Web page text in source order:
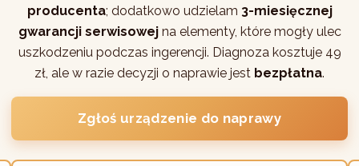
producenta; dodatkowo udzielam 3-miesięcznej
gwarancji serwisowejna elementy, które mogły ulec
uszkodzeniu podczas ingerencji. Diagnoza kosztuje 49
zł, ale w razie decyzji o naprawie jest bezpłatna.
Zgłoś urządzenie do naprawy